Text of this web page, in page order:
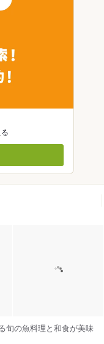
旬の魚料理と和食が美味